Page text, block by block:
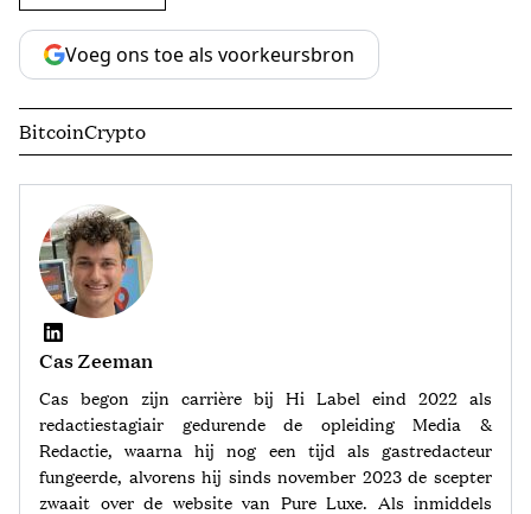
Voeg ons toe als voorkeursbron
BitcoinCrypto
Cas Zeeman
Cas begon zijn carrière bij Hi Label eind 2022 als
redactiestagiair gedurende de opleiding Media &
Redactie, waarna hij nog een tijd als gastredacteur
fungeerde, alvorens hij sinds november 2023 de scepter
zwaait over de website van Pure Luxe. Als inmiddels